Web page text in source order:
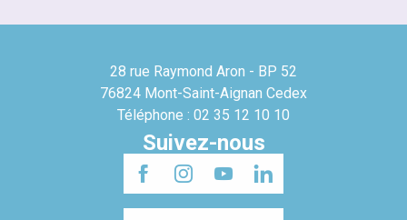
28 rue Raymond Aron - BP 52
76824 Mont-Saint-Aignan Cedex
Téléphone : 02 35 12 10 10
Suivez-nous